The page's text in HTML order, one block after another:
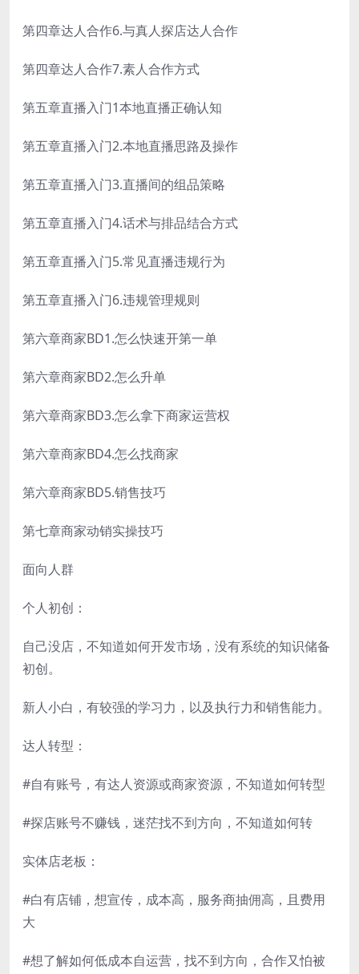
第四章达人合作6.与真人探店达人合作
第四章达人合作7.素人合作方式
第五章直播入门1本地直播正确认知
第五章直播入门2.本地直播思路及操作
第五章直播入门3.直播间的组品策略
第五章直播入门4.话术与排品结合方式
第五章直播入门5.常见直播违规行为
第五章直播入门6.违规管理规则
第六章商家BD1.怎么快速开第一单
第六章商家BD2.怎么升单
第六章商家BD3.怎么拿下商家运营权
第六章商家BD4.怎么找商家
第六章商家BD5.销售技巧
第七章商家动销实操技巧
面向人群
个人初创：
自己没店，不知道如何开发市场，没有系统的知识储备
初创。
新人小白，有较强的学习力，以及执行力和销售能力。
达人转型：
#自有账号，有达人资源或商家资源，不知道如何转型
#探店账号不赚钱，迷茫找不到方向，不知道如何转
实体店老板：
#白有店铺，想宣传，成本高，服务商抽佣高，且费用
大
#想了解如何低成本自运营，找不到方向，合作又怕被